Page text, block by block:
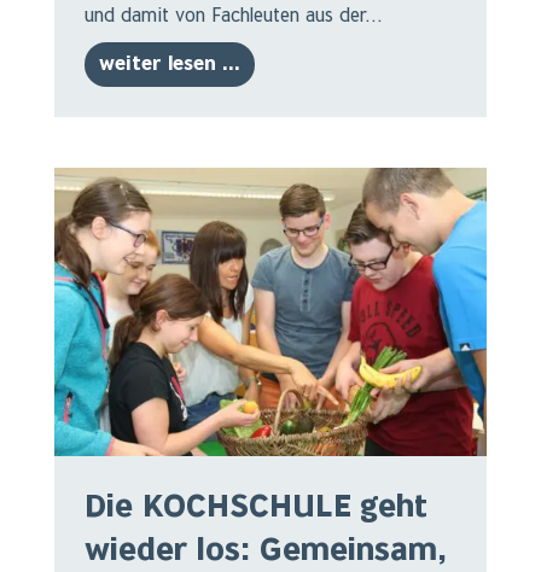
und damit von Fachleuten aus der...
weiter lesen ...
Die KOCHSCHULE geht
wieder los: Gemeinsam,